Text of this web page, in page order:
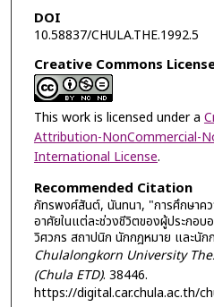
DOI
10.58837/CHULA.THE.1992.5
Creative Commons
This work is licensed under a
Attribution-NonCommercial-
International License.
Recommended Citation
ภัทรพงศ์สันต์, นันทนา, "การศึกษาค
อาศัยในแต่ละช่วงชีวิตของผู้ประกอ
วิศวกร สถาปนิก นักกฎหมาย และนัก
Chulalongkorn University
(Chula ETD). 38446.
https://digital.car.chula.ac.th/